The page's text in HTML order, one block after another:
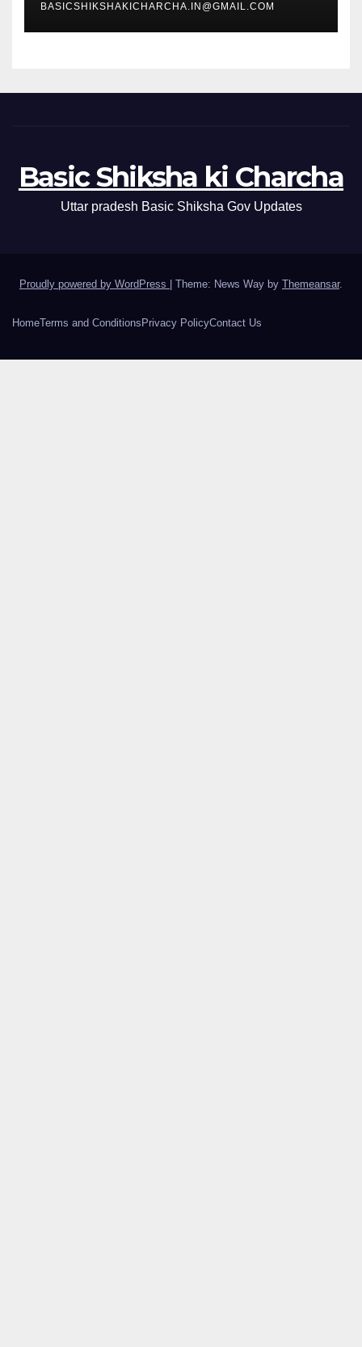
BASICSHIKSHAKICHARCHA.IN@GMAIL.COM
Basic Shiksha ki Charcha
Uttar pradesh Basic Shiksha Gov Updates
Proudly powered by WordPress Theme: News Way by Themeansar.
HomeTerms and Conditions Privacy PolicyContact Us